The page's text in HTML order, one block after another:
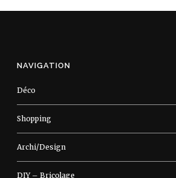
NAVIGATION
Déco
Shopping
Archi/Design
DIY – Bricolage